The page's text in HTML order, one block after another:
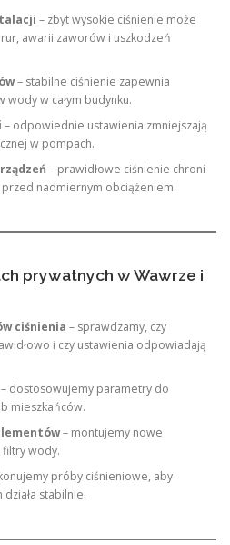
– zbyt wysokie ciśnienie może
awarii zaworów i uszkodzeń
– stabilne ciśnienie zapewnia
wody w całym budynku.
– odpowiednie ustawienia zmniejszają
w pompach.
– prawidłowe ciśnienie chroni
przed nadmiernym obciążeniem.
prywatnych w Wawrze i
ciśnienia – sprawdzamy, czy
i czy ustawienia odpowiadają
– dostosowujemy parametry do
mieszkańców.
– montujemy nowe
wody.
próby ciśnieniowe, aby
stabilnie.